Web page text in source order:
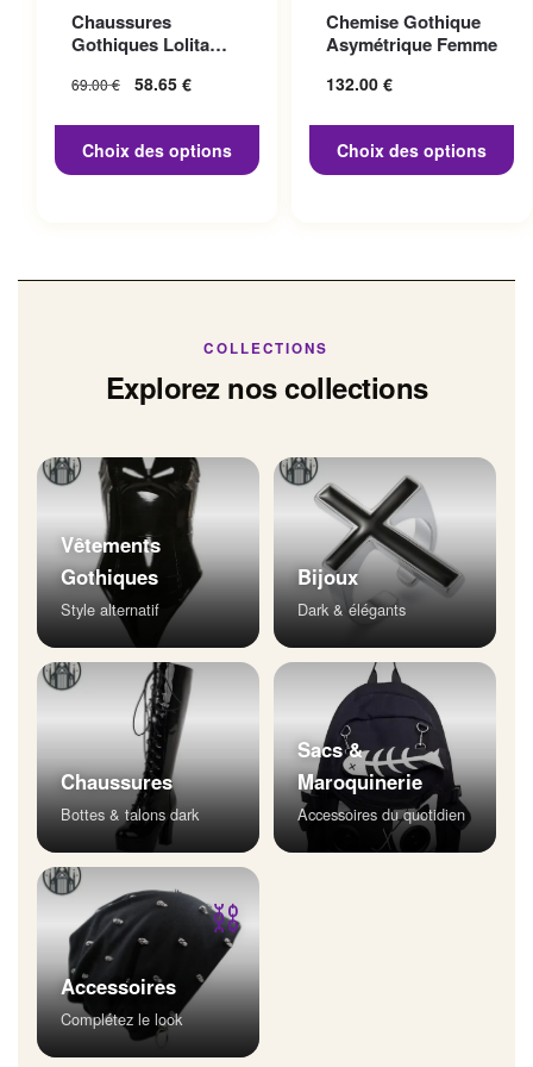
Chaussures
Gothiques Lolita
69.00€
Le prix initial
58.65 €
58.65 €.
Choix des options
variations. Les options
peuvent être choisies sur la
page du produit
Chemise Gothique
Asymétrique Femme
132.00 €
Choix des options
variations. Les options
peuvent être choisies sur la
page du produit
COLLECTIONS
Explorez nos collections
Vêtements
Gothiques
Style alternatif
Bijoux
Dark & élégants
Chaussures
Bottes & talons dark
Sacs &
Maroquinerie
Accessoires du quotidien
⛓
Accessoires
Complétez le look